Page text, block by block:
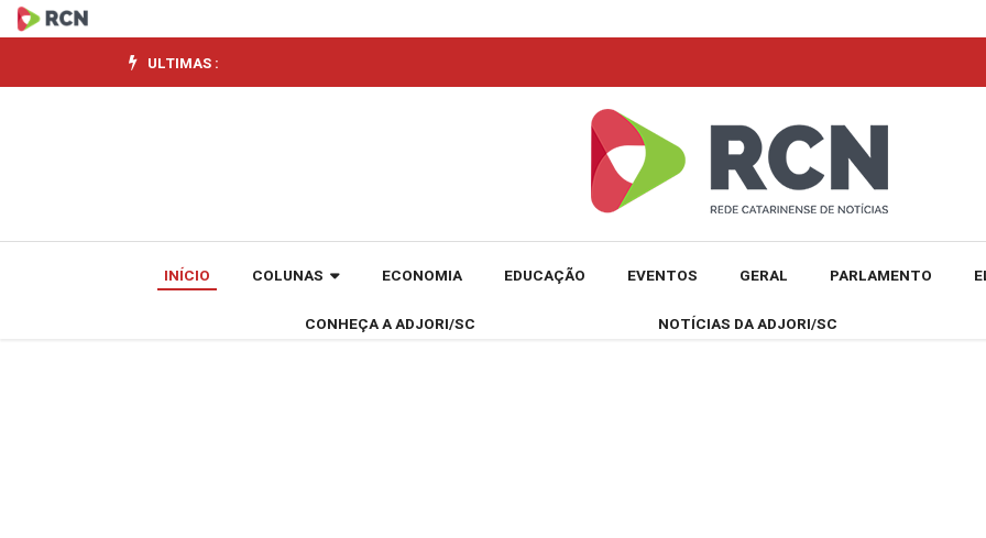
Venda
de
é
ULTIMAS :
INÍCIO COLUNAS ECONOMIA EDUCAÇÃO EVENTOS GERAL PARLAMENTO
CONHEÇA A ADJORI/SC NOTÍCIAS DA ADJORI/SC